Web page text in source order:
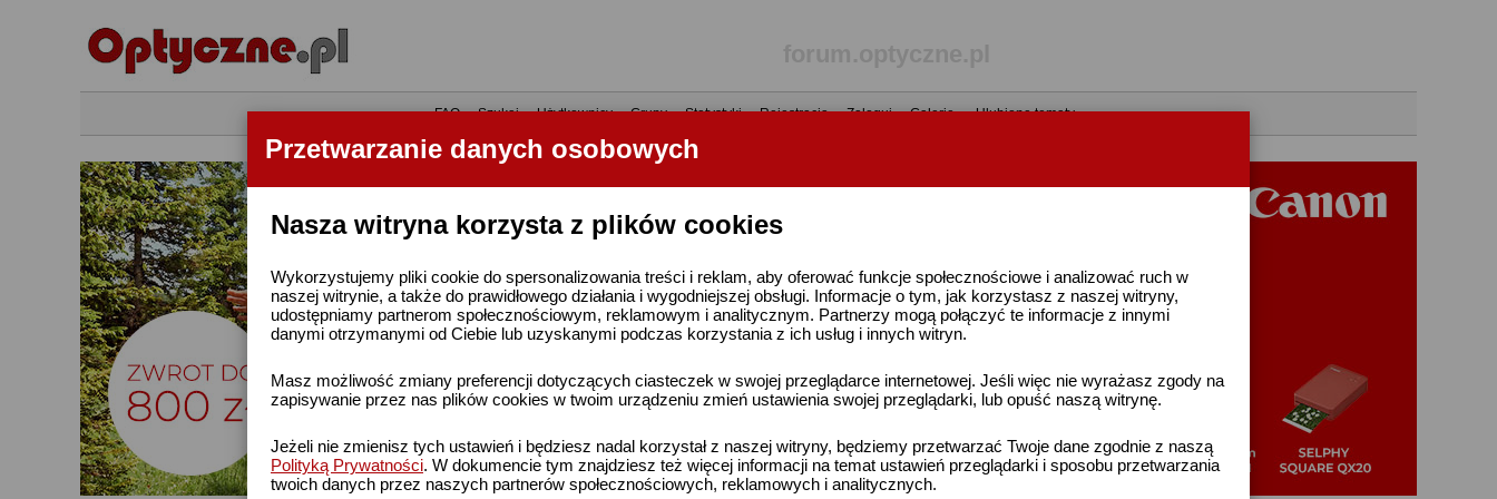
Przetwarzanie danych osobowych
Nasza witryna korzysta z plików cookies
Wykorzystujemy pliki cookie do spersonalizowania treści i reklam, aby oferować funkcje społecznościowe i analizować ruch w
naszej witrynie, a także do prawidłowego działania i wygodniejszej obsługi. Informacje o tym, jak korzystasz z naszej witryny,
udostępniamy partnerom społecznościowym, reklamowym i analitycznym. Partnerzy mogą połączyć te informacje z innymi
danymi otrzymanymi od Ciebie lub uzyskanymi podczas korzystania z ich usług i innych witryn.
Masz możliwość zmiany preferencji dotyczących ciasteczek w swojej przeglądarce internetowej. Jeśli więc nie wyrażasz zgody na
zapisywanie przez nas plików cookies w twoim urządzeniu zmień ustawienia swojej przeglądarki, lub opuść naszą witrynę.
Jeżeli nie zmienisz tych ustawień i będziesz nadal korzystał z naszej witryny, będziemy przetwarzać Twoje dane zgodnie z naszą
Polityką Prywatności. W dokumencie tym znajdziesz też więcej informacji na temat ustawień przeglądarki i sposobu przetwarzania
twoich danych przez naszych partnerów społecznościowych, reklamowych i analitycznych.
•FAQ•Szukaj•Użytkownicy•Grupy•Statystyki•Rejestracja•Zaloguj•Galerie• Ulubione tematy